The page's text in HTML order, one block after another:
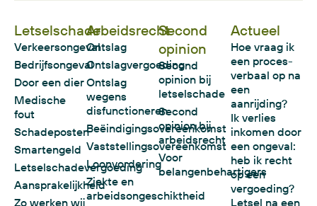
Letselschade
Verkeersongeval
Bedrijfsongeval
Door een dier
Medische
fout
Schadeposten
Smartengeld
Letselschadevergoeding
Aansprakelijkheid
Zo werken wij
Arbeidsrecht
Ontslag
Ontslagvergoeding
Ontslag
wegens
disfunctioneren
Beëindigingsovereenkomst
Vaststellingsovereenkomst
Loonvordering
Ziekte en
arbeidsongeschiktheid
Second
opinion
Second
opinion bij
letselschade
Second
opinion bij
arbeidsrecht
Voor
belangenbehartigers
Actueel
Hoe vraag ik
een proces-
verbaal op na
een
aanrijding?
Ik verlies
inkomen door
een ongeval:
heb ik recht
op een
vergoeding?
Letsel na een